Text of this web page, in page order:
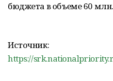
бюджета в объеме 60
Источник:
https://